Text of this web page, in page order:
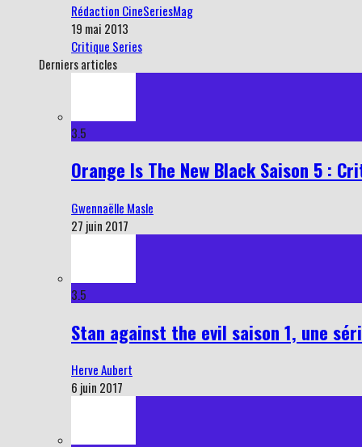
Rédaction CineSeriesMag
19 mai 2013
Critique Series
Derniers articles
3.5
Orange Is The New Black Saison 5 :
Gwennaëlle Masle
27 juin 2017
3.5
Stan against the evil saison 1, une
Herve Aubert
6 juin 2017